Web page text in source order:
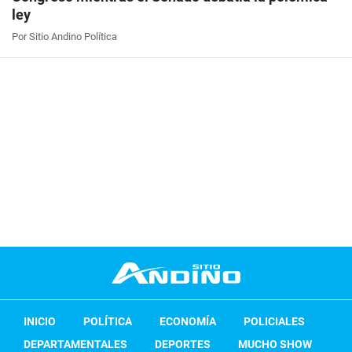
ley
Por Sitio Andino Política
INICIO POLÍTICA ECONOMÍA
POLICIALES
DEPARTAMENTALES
DEPORTES MUCHO SHOW